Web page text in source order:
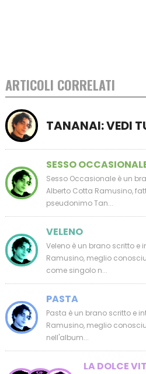
ARTICOLI CORRELATI
TANANAI: VEDI
SESSO
Sesso Occasionale è un
Alberto Cotta Ramusino,
pseudonimo Tan...
VELENO
Veleno è un brano scritto e
Ramusino, meglio
come singolo n...
PASTA
Pasta è un brano scritto e
Ramusino, meglio
nell'album...
LA DOLCE